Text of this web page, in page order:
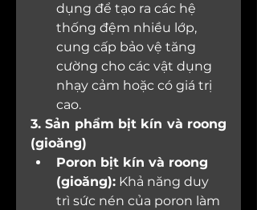
dụng để tạo ra các hệ
thống đệm nhiều lớp,
cung cấp bảo vệ tăng
cường cho các vật dụng
nhạy cảm hoặc có giá trị
cao.
3. Sản phẩm bịt kín và roong
(gioăng)
Poron bịt kín và roong
(gioăng): Khả năng duy
trì sức nén của poron làm